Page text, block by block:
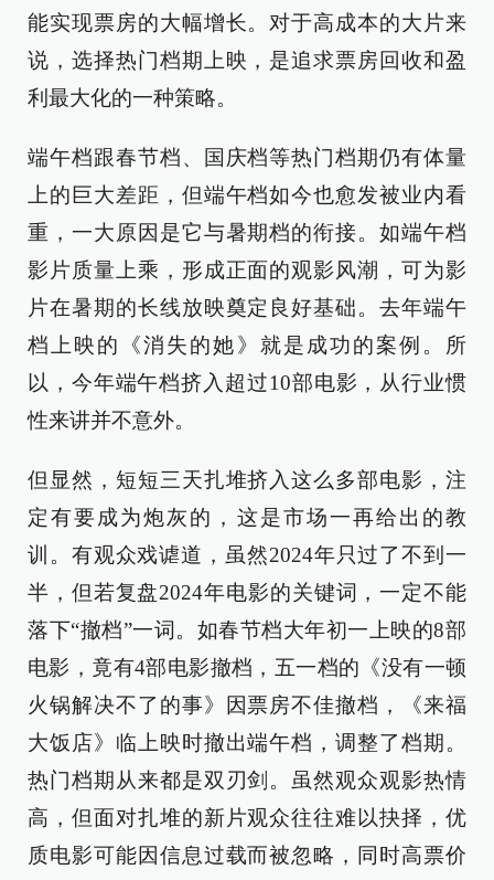
能实现票房的大幅增长。对于高成本的大片来
说，选择热门档期上映，是追求票房回收和盈
利最大化的一种策略。
端午档跟春节档、国庆档等热门档期仍有体量
上的巨大差距，但端午档如今也愈发被业内看
重，一大原因是它与暑期档的衔接。如端午档
影片质量上乘，形成正面的观影风潮，可为影
片在暑期的长线放映奠定良好基础。去年端午
档上映的《消失的她》就是成功的案例。所
以，今年端午档挤入超过10部电影，从行业惯
性来讲并不意外。
但显然，短短三天扎堆挤入这么多部电影，注
定有要成为炮灰的，这是市场一再给出的教
训。有观众戏谑道，虽然2024年只过了不到一
半，但若复盘2024年电影的关键词，一定不能
落下“撤档”一词。如春节档大年初一上映的8部
电影，竟有4部电影撤档，五一档的《没有一顿
火锅解决不了的事》因票房不佳撤档，《来福
大饭店》临上映时撤出端午档，调整了档期。
热门档期从来都是双刃剑。虽然观众观影热情
高，但面对扎堆的新片观众往往难以抉择，优
质电影可能因信息过载而被忽略，同时高票价